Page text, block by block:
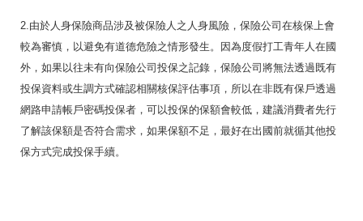
2.由於人身保險商品涉及被保險人之人身風險，保險公司在核保上會
較為審慎，以避免有道德危險之情形發生。因為度假打工青年人在國
外，如果以往未有向保險公司投保之記錄，保險公司將無法透過既有
投保資料或生調方式確認相關核保評估事項，所以在非既有保戶透過
網路申請帳戶密碼投保者，可以投保的保額會較低，建議消費者先行
了解該保額是否符合需求，如果保額不足，最好在出國前就循其他投
保方式完成投保手續。